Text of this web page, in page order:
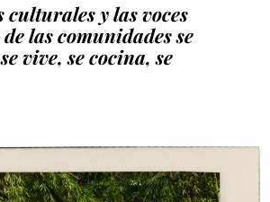
y las voces
las comunidades se
vive, se cocina, se